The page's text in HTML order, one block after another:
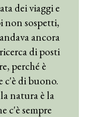
dei viaggi e
non sospetti,
ancora
di posti
perché è
c'è di buono.
natura è la
c'è sempre